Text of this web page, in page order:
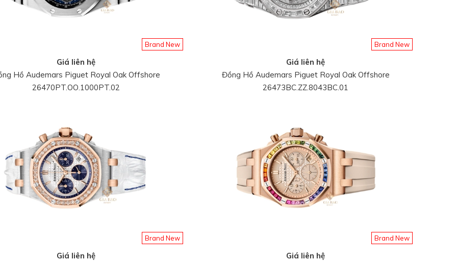
Brand New
Giá liên hệ
Hồ Audemars Piguet Royal Oak Offshore
26470PT.OO.1000PT.02
Brand New
Giá liên hệ
Đồng Hồ Audemars Piguet Royal Oak Offshore
26473BC.ZZ.8043BC.01
Brand New
Giá liên hệ
Brand New
Giá liên hệ